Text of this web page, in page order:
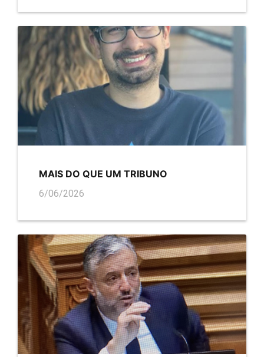
MAIS DO QUE UM TRIBUNO
6/06/2026